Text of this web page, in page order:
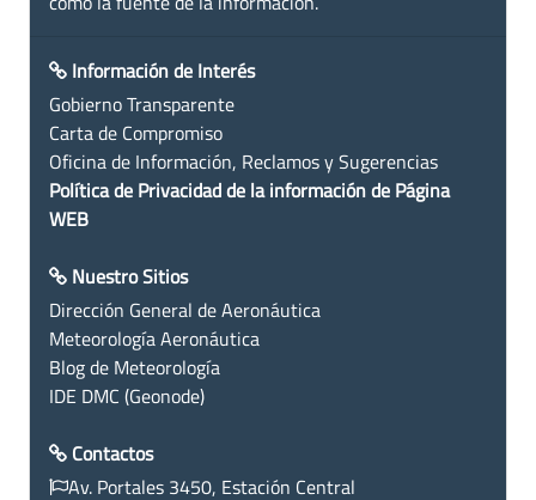
Información de Interés
Gobierno Transparente
Carta de Compromiso
Oficina de Información, Reclamos y Sugerencias
Política de Privacidad de la información de Página
WEB
Nuestro Sitios
Dirección General de Aeronáutica
Meteorología Aeronáutica
Blog de Meteorología
IDE DMC (Geonode)
Contactos
Av. Portales 3450, Estación Central